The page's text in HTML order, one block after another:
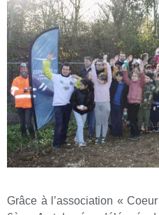
Grâce à l’association «